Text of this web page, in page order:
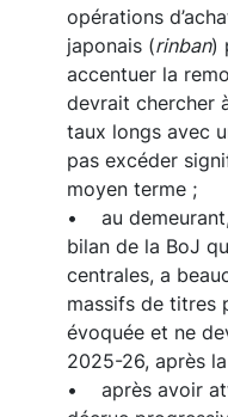
opérations
japonais (rinban)
accentuer la
devrait chercher
taux longs avec
pas excéder
moyen terme ;
• au
bilan de la BoJ
centrales, a
massifs de titres
évoquée et ne
2025-26, après
• après avoir